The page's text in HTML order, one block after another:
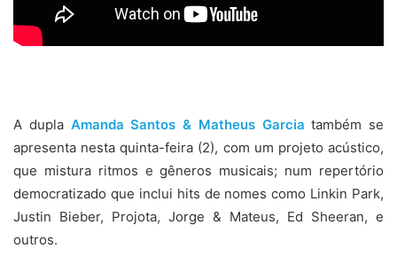
A dupla Amanda Santos & Matheus Garcia também se
apresenta nesta quinta-feira (2), com um projeto acústico,
que mistura ritmos e gêneros musicais; num repertório
democratizado que inclui hits de nomes como Linkin Park,
Justin Bieber, Projota, Jorge & Mateus, Ed Sheeran, e
outros.